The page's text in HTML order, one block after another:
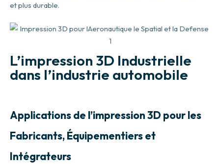
et plus durable.
L’impression 3D Industrielle
dans l’industrie automobile
Applications de l’impression 3D pour les
Fabricants, Équipementiers et
Intégrateurs